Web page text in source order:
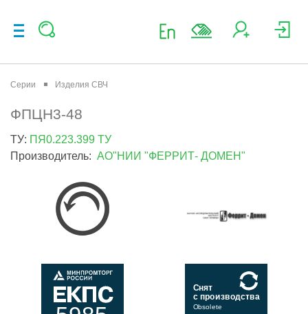
Серии Изделия СВЧ
ФПЦН3-48
ТУ: ПЯ0.223.399 ТУ
Производитель: АО"НИИ "ФЕРРИТ- ДОМЕН"
Obsolete
Снят
с производства